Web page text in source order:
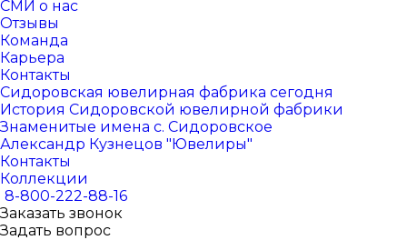
СМИ о нас
Отзывы
Команда
Карьера
Контакты
Сидоровская ювелирная фабрика сегодня
История Сидоровской ювелирной фабрики
Знаменитые имена с. Сидоровское
Александр Кузнецов "Ювелиры"
Контакты
Коллекции
8-800-222-88-16
Заказать звонок
Задать вопрос